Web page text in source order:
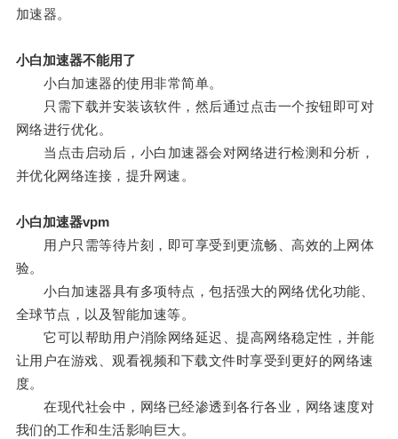
加速器。
小白加速器不能用了
小白加速器的使用非常简单。
只需下载并安装该软件，然后通过点击一个按钮即可对
网络进行优化。
当点击启动后，小白加速器会对网络进行检测和分析，
并优化网络连接，提升网速。
小白加速器vpm
用户只需等待片刻，即可享受到更流畅、高效的上网体
验。
小白加速器具有多项特点，包括强大的网络优化功能、
全球节点，以及智能加速等。
它可以帮助用户消除网络延迟、提高网络稳定性，并能
让用户在游戏、观看视频和下载文件时享受到更好的网络速
度。
在现代社会中，网络已经渗透到各行各业，网络速度对
我们的工作和生活影响巨大。